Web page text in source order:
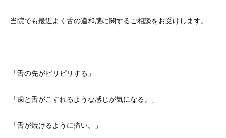
当院でも最近よく舌の違和感に関するご相談をお受けします。
「舌の先がピリピリする」
「歯と舌がこすれるような感じが気になる。」
「舌が焼けるように痛い。」